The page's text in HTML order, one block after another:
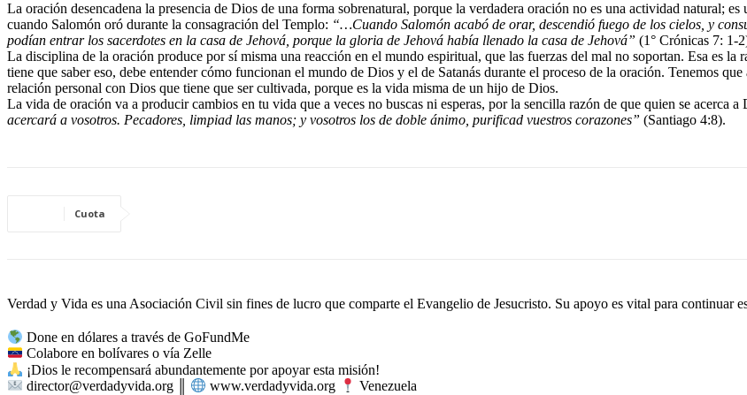
La oración desencadena la presencia de Dios de una forma sobrenatural, porque la verdadera oración no es una actividad natural;
cuando Salomón oró durante la consagración del Templo: “…Cuando Salomón acabó de orar, descendió fuego de los cielos, y
podían entrar los sacerdotes en la casa de Jehová, porque la gloria de Jehová había llenado la casa de Jehová” (1° Crónicas 7: 1-
La disciplina de la oración produce por sí misma una reacción en el mundo espiritual, que las fuerzas del mal no soportan. Esa es
tiene que saber eso, debe entender cómo funcionan el mundo de Dios y el de Satanás durante el proceso de la oración. Tenemos
relación personal con Dios que tiene que ser cultivada, porque es la vida misma de un hijo de Dios.
La vida de oración va a producir cambios en tu vida que a veces no buscas ni esperas, por la sencilla razón de que quien se acerca
acercará a vosotros. Pecadores, limpiad las manos; y vosotros los de doble ánimo, purificad vuestros corazones” (Santiago 4:8).
Cuota
Verdad y Vida es una Asociación Civil sin fines de lucro que comparte el Evangelio de Jesucristo. Su apoyo es vital para continuar
Done en dólares a través de GoFundMe
Colabore en bolívares o vía Zelle
¡Dios le recompensará abundantemente por apoyar esta misión!
director@verdadyvida.org ║
www.verdadyvida.org Venezuela